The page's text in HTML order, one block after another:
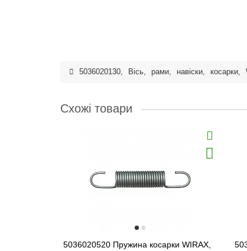
5036020130, Вісь, рами, навіски, косарки,
Схожі товари
5036020520 Пружина косарки WIRAX,